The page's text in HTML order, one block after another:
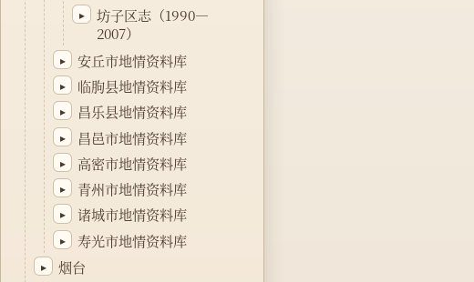
▸
坊子区志（1990—
2007）
▸ 安丘市地情资料库
▸ 临朐县地情资料库
▸ 昌乐县地情资料库
▸ 昌邑市地情资料库
▸ 高密市地情资料库
▸ 青州市地情资料库
▸ 诸城市地情资料库
▸ 寿光市地情资料库
▸ 烟台